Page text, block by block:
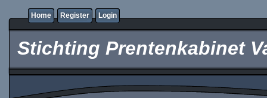
Home Register Login
Stichting Prentenkabinet